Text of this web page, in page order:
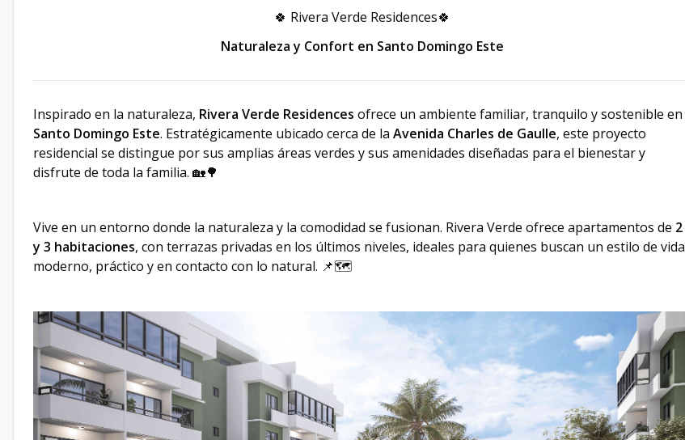
🍀 Rivera Verde Residences🍀
Naturaleza y Confort en Santo Domingo Este
Inspirado en la naturaleza, Rivera Verde Residences ofrece un ambiente familiar, tranquilo y sostenible en
Santo Domingo Este. Estratégicamente ubicado cerca de la Avenida Charles de Gaulle, este proyecto
residencial se distingue por sus amplias áreas verdes y sus amenidades diseñadas para el bienestar y
disfrute de toda la familia. 🏡🌳
Vive en un entorno donde la naturaleza y la comodidad se fusionan. Rivera Verde ofrece apartamentos de 2
y 3 habitaciones, con terrazas privadas en los últimos niveles, ideales para quienes buscan un estilo de vida
moderno, práctico y en contacto con lo natural. 📌🗺